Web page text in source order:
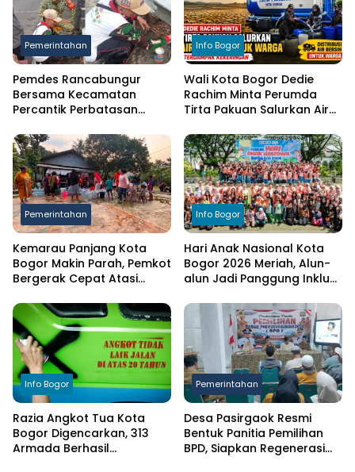
Pemerintahan
Pemdes Rancabungur
Bersama Kecamatan
Percantik Perbatasan
Putih Sambut HUT RI ke-81
Info Bogor
Wali Kota Bogor Dedie
Rachim Minta Perumda
Tirta Pakuan Salurkan Air
Terdampak Kekeringan
Pemerintahan
Kemarau Panjang Kota
Bogor Makin Parah, Pemkot
Bergerak Cepat Atasi
Info Bogor
Hari Anak Nasional Kota
Bogor 2026 Meriah, Alun-
alun Jadi Panggung Inklusi
Info Bogor
Razia Angkot Tua Kota
Bogor Digencarkan, 313
Armada Berhasil
Pemerintahan
Desa Pasirgaok Resmi
Bentuk Panitia Pemilihan
BPD, Siapkan Regenerasi